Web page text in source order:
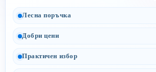
Лесна поръчка
Добри цени
Практичен избор